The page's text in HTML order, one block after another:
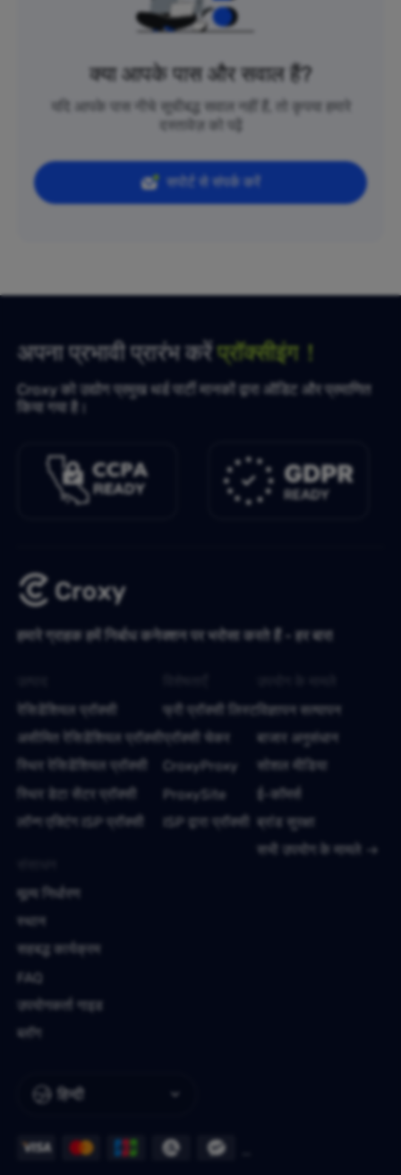
क्या आपके पास और सवाल हैं?
यदि आपके पास नीचे सूचीबद्ध सवाल नहीं हैं, तो कृपया हमारे
दस्तावेज़ को पढ़ें
सपोर्ट से संपर्क करें
अपना प्रभावी प्रारंभ करेंप्रॉक्सीइंग！
Croxy को उद्योग प्रमुख थर्ड पार्टी मानकों द्वारा ऑडिट और प्रमाणित
किया गया है।
हमारे ग्राहक हमें निर्बाध कनेक्शन पर भरोसा करते हैं - हर बार!
हिन्दी
रेसिडेंशियल प्रॉक्सी
असीमित रेसिडेंशियल प्रॉक्सी
स्थिर रेसिडेंशियल प्रॉक्सी
स्थिर डेटा सेंटर प्रॉक्सी
लॉन्ग एक्टिंग ISP प्रॉक्सी
फ्री प्रॉक्सी लिस्ट
प्रॉक्सी चेकर
CroxyProxy
ProxySite
ISP द्वारा प्रॉक्सी
विज्ञापन सत्यापन
बाजार अनुसंधान
सोशल मीडिया
ई-कॉमर्स
ब्रांड सुरक्षा
सभी उपयोग के मामले
मूल्य निर्धारण
स्थान
सहबद्ध कार्यक्रम
FAQ
उपयोगकर्ता गाइड
ब्लॉग